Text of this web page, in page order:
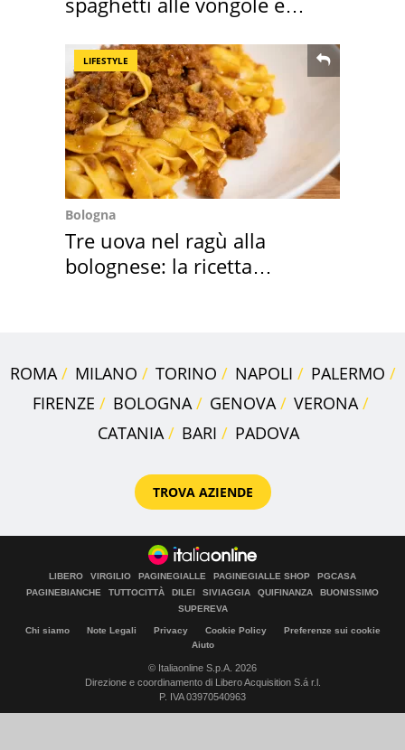
LIFESTYLE
Bologna
Tre uova nel ragù alla
bolognese: la ricetta
ROMA MILANO TORINO NAPOLI
PALERMO
FIRENZE
BOLOGNA GENOVA
VERONA
CATANIA
BARI PADOVA
TROVA AZIENDE
LIBERO VIRGILIO PAGINEGIALLE PAGINEGIALLE SHOP
PGCASA
PAGINEBIANCHE
TUTTOCITTÀ DILEI SIVIAGGIA QUIFINANZA
BUONISSIMO
SUPEREVA
Chi siamo Note Legali Privacy Cookie Policy
Preferenze sui cookie
Aiuto
© Italiaonline S.p.A. 2026
Direzione e coordinamento di Libero Acquisition S.á r.l.
P. IVA 03970540963